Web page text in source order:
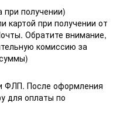
получении)
картой при получении от
Обратите внимание,
комиссию за
ФЛП. После оформления
для оплаты по